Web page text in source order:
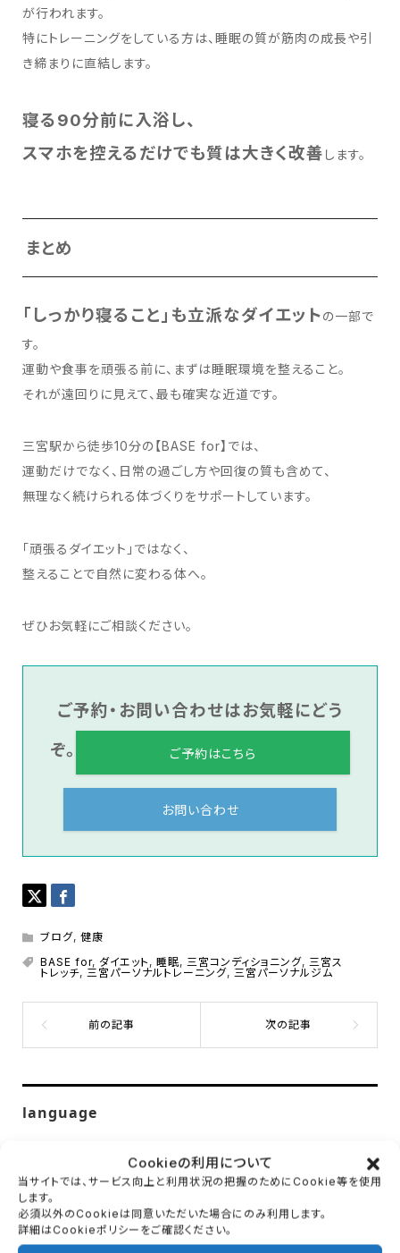
Cookieの利用について
当サイトでは、サービス向上と利用状況の把握のためにCookie等を使用
します。
必須以外のCookieは同意いただいた場合にのみ利用します。
詳細はCookieポリシーをご確認ください。
が行われます。
特にトレーニングをしている方は、睡眠の質が筋肉の成長や引
き締まりに直結します。
寝る90分前に入浴し、
スマホを控えるだけでも質は大きく改善 します。
まとめ
「しっかり寝ること」も立派なダイエットの一部で
す。
運動や食事を頑張る前に、まずは睡眠環境を整えること。
それが遠回りに見えて、最も確実な近道です。
三宮駅から徒歩10分の【BASE for】では、
運動だけでなく、日常の過ごし方や回復の質も含めて、
無理なく続けられる体づくりをサポートしています。
「頑張るダイエット」ではなく、
整えることで自然に変わる体へ。
ぜひお気軽にご相談ください。
ご予約・お問い合わせはお気軽にどう
ぞ。
ご予約はこちら
お問い合わせ
ブログ, 健康
BASE for, ダイエット , 睡眠, 三宮コンディショニング, 三宮ス
トレッチ, 三宮パーソナルトレーニング, 三宮パーソナルジム
language
ブログ：カテゴリー
ブログ